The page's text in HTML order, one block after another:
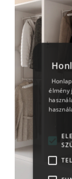
élmény